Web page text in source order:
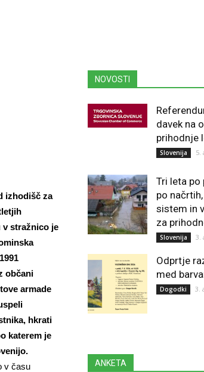
izhodišč za
v stražnico je
občani
armade
hkrati
katerem je
v času
NOVOSTI
davek na
prihodnje
Slovenija 5.
Tri leta po
po
sistem in
za
Slovenija 3.
Odprtje
med
Dogodki 3.
ANKETA